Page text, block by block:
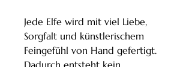
Jede Elfe wird mit viel Liebe,
Sorgfalt und künstlerischem
Feingefühl von Hand gefertigt.